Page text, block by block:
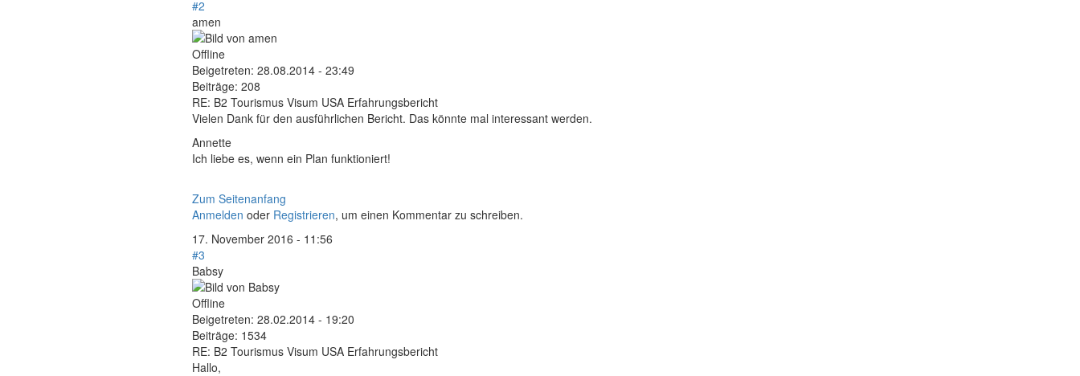
#2
amen
Offline
Beigetreten: 28.08.2014 - 23:49
Beiträge: 208
RE: B2 Tourismus Visum USA Erfahrungsbericht
Vielen Dank für den ausführlichen Bericht. Das könnte mal interessant werden.
Annette
Ich liebe es, wenn ein Plan funktioniert!
Zum Seitenanfang
Anmelden oder Registrieren, um einen Kommentar zu schreiben.
17. November 2016 - 11:56
#3
Babsy
Offline
Beigetreten: 28.02.2014 - 19:20
Beiträge: 1534
RE: B2 Tourismus Visum USA Erfahrungsbericht
Hallo,